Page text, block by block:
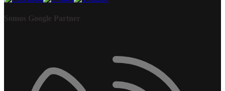
Somos Google Partner